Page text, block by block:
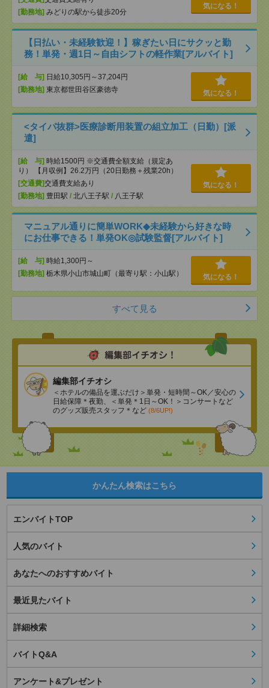
[勤務地] みどりの駅から徒歩20分
気になる！
【日払い・未経験歓迎！】稼ぎたい日にサクッと勤
務！単発・週1日～自由シフトの軽作業[アルバイト]
[給 与] 日給10,305円～37,204円
[勤務地] 東京都世田谷区豪徳寺 気になる！
<タイパ抜群>医療診断用装置の組立加工（日勤）[派
遣]
[給 与] 時給1500円 ※交通費全額支給（規定あ
り） 【月収例】26.2万円（20日勤務＋残業20h）
[交通費]交通費支給あり
[勤務地] 豊田駅 / 北八王子駅 / 八王子駅
気になる！
マニュアル通りに簡単WORK◆未経験から好きな時
にお仕事できる！単発OK◎試験監督[アルバイト]
[給 与] 時給1,300円～
[勤務地] 栃木県小山市城山町（最寄り駅：小山駅） 気になる！
すべて見る
編集部イチオシ
＜ホテルの備品を運ぶだけ＞単発・短時間～OK／安心の
日給保障＊夜勤、＜単発＊1日～OK！＞コンサートなど
のグッズ販売スタッフ＊など (8/6UP!)
かんたん検索はこちら
エンバイトTOP
人気のバイト
あなたへのおすすめバイト
最近見たバイト
詳細検索
バイトQ&A
アンケート&プレゼント